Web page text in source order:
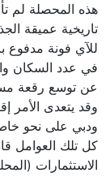
هذه المحصلة لم
تاريخية عميقة
للآي فونة مدفوع
في عدد السكان
عن توسع رقعة
وقد يتعدى الأمر
ودبي على نحو
كل تلك العوامل
الاستثمارات